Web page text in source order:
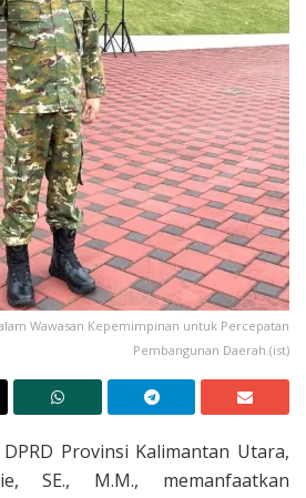
Wawasan Kepemimpinan untuk Percepatan
Pembangunan Daerah.(ist)
Provinsi Kalimantan Utara,
SE., M.M., memanfaatkan